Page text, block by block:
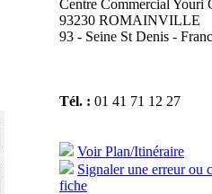
Centre Commercial Youri
93230 ROMAINVILLE
93 - Seine St Denis -
Tél. : 01 41 71 12 27
Voir Plan/Itinéraire
Signaler une erreur ou
fiche